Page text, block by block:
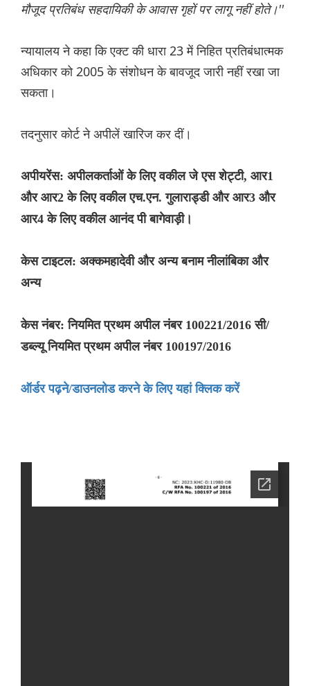
मौजूद प्रतिबंध सहदायिकी के आवास गृहों पर लागू नहीं होते।''
न्यायालय ने कहा कि एक्ट की धारा 23 में निहित प्रतिबंधात्मक
अधिकार को 2005 के संशोधन के बावजूद जारी नहीं रखा जा
सकता।
तदनुसार कोर्ट ने अपीलें खारिज कर दीं।
अपीयरेंस: अपीलकर्ताओं के लिए वकील जे एस शेट्टी, आर1
और आर2 के लिए वकील एच.एन. गुलाराड्डी और आर3 और
आर4 के लिए वकील आनंद पी बागेवाड़ी।
केस टाइटल: अक्कमहादेवी और अन्य बनाम नीलांबिका और
अन्य
केस नंबर: नियमित प्रथम अपील नंबर 100221/2016 सी/
डब्ल्यू नियमित प्रथम अपील नंबर 100197/2016
ऑर्डर पढ़ने/डाउनलोड करने के लिए यहां क्लिक करें